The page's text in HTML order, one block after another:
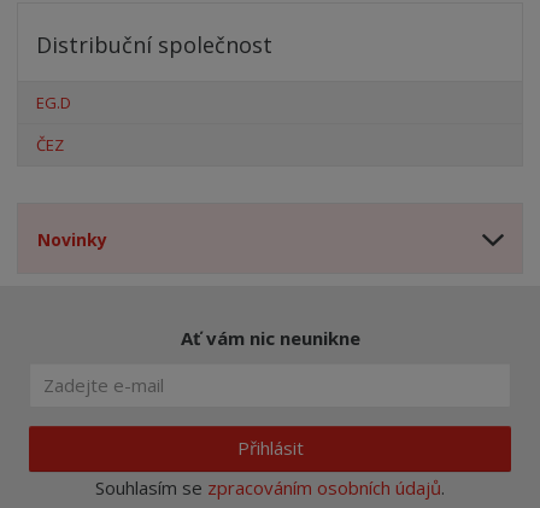
Distribuční společnost
EG.D
ČEZ
Novinky
Ať vám nic neunikne
Přihlásit
Souhlasím se zpracováním osobních údajů.